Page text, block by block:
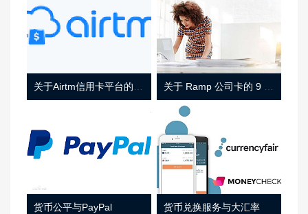
货币公平与PayPal 货币兑换服务与大汇率